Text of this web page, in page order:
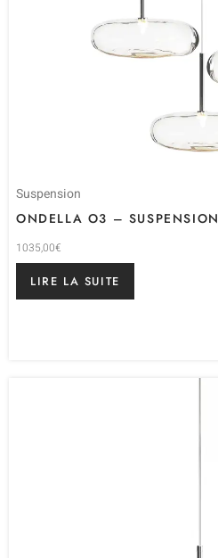
Suspension
ONDELLA O3 – SUSPENSION
1035,00€
LIRE LA SUITE